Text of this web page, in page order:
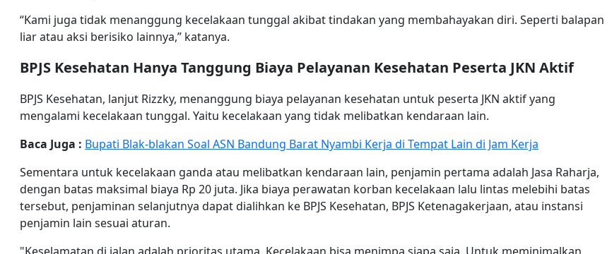
“Kami juga tidak menanggung kecelakaan tunggal akibat tindakan yang membahayakan diri. Seperti balapan
liar atau aksi berisiko lainnya,” katanya.
BPJS Kesehatan Hanya Tanggung Biaya Pelayanan Kesehatan Peserta JKN Aktif
BPJS Kesehatan, lanjut Rizzky, menanggung biaya pelayanan kesehatan untuk peserta JKN aktif yang
mengalami kecelakaan tunggal. Yaitu kecelakaan yang tidak melibatkan kendaraan lain.
Baca Juga : Bupati Blak-blakan Soal ASN Bandung Barat Nyambi Kerja di Tempat Lain di Jam Kerja
Sementara untuk kecelakaan ganda atau melibatkan kendaraan lain, penjamin pertama adalah Jasa Raharja,
dengan batas maksimal biaya Rp 20 juta. Jika biaya perawatan korban kecelakaan lalu lintas melebihi batas
tersebut, penjaminan selanjutnya dapat dialihkan ke BPJS Kesehatan, BPJS Ketenagakerjaan, atau instansi
penjamin lain sesuai aturan.